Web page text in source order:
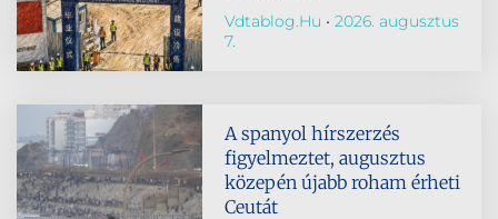
Vdtablog.hu
2026. augusztus
7.
A spanyol hírszerzés
figyelmeztet, augusztus
közepén újabb roham érheti
Ceutát